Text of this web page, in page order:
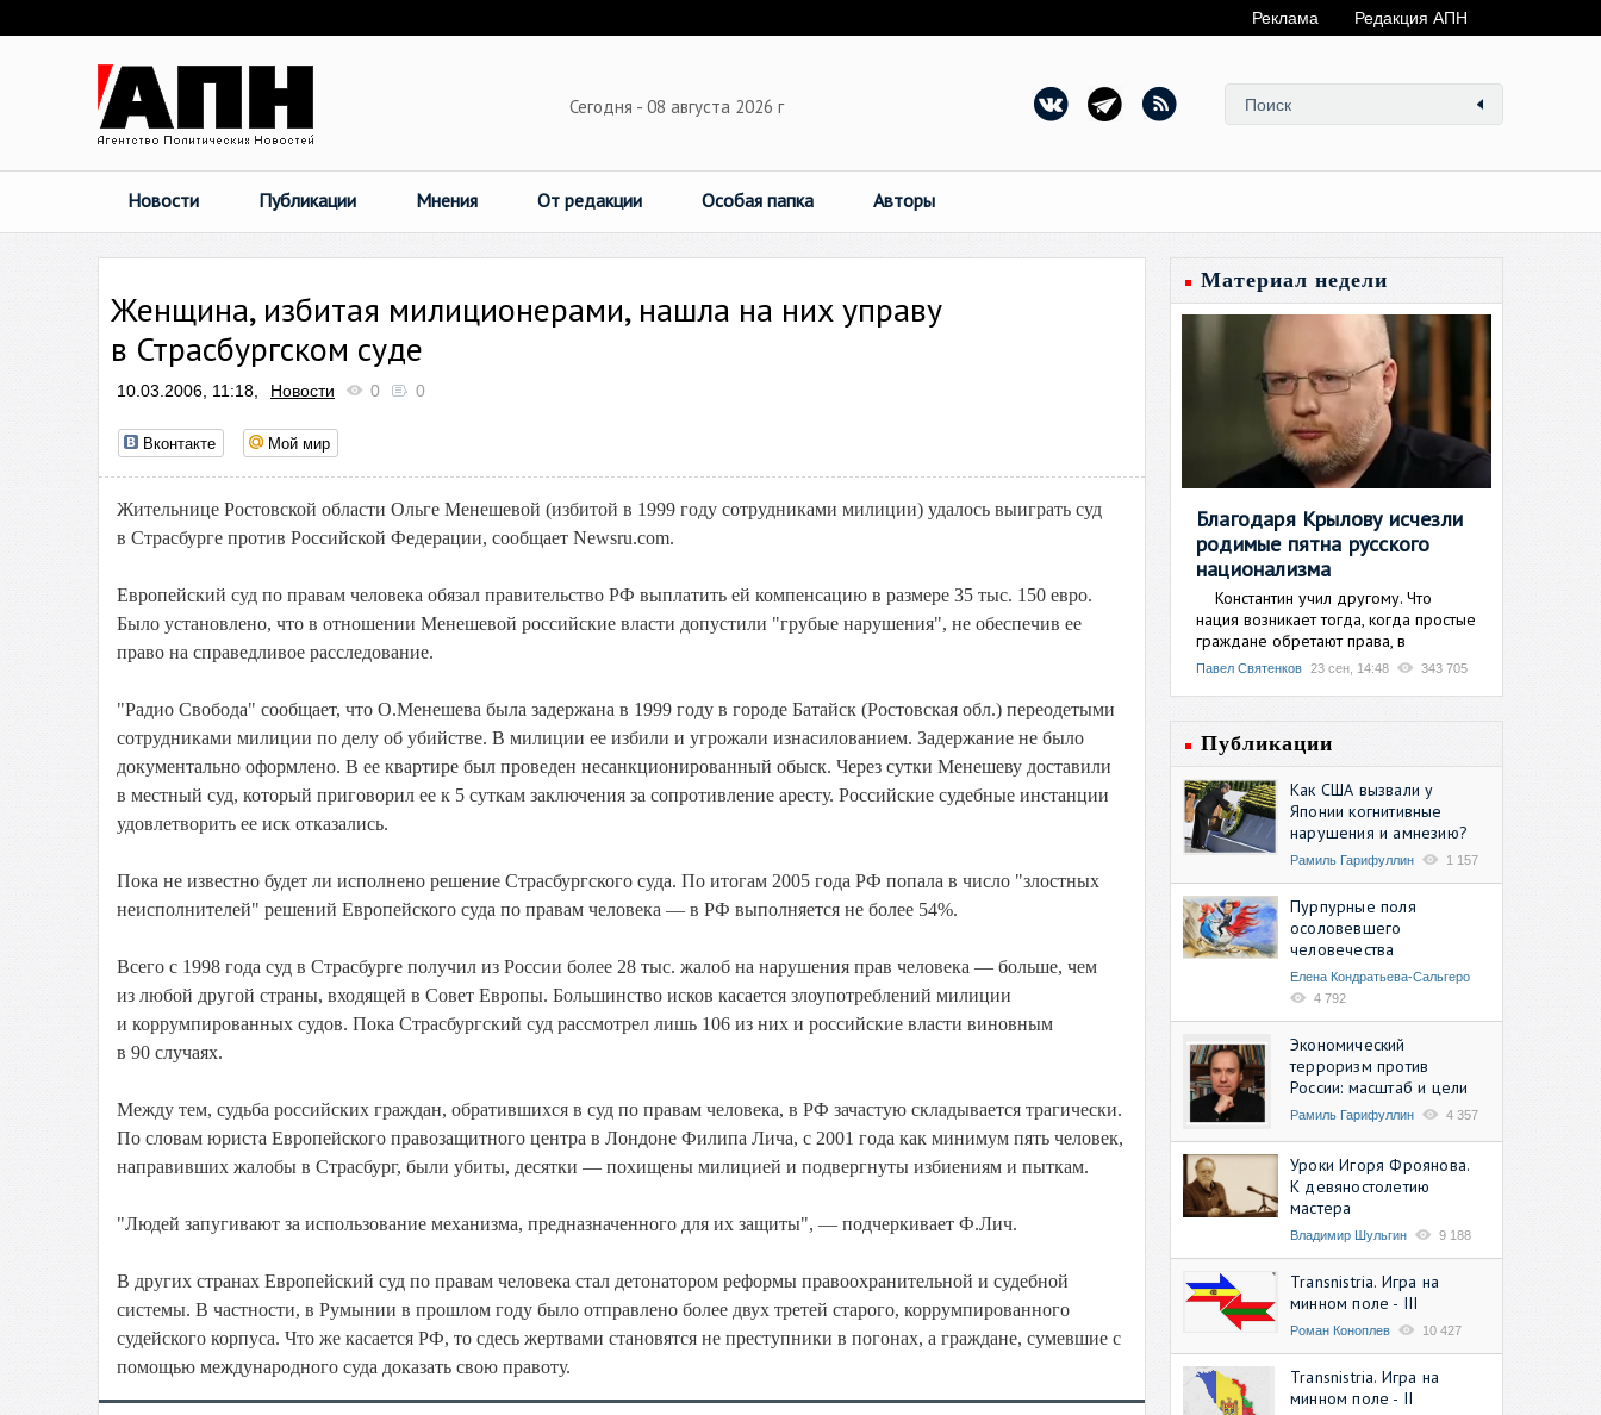
Реклама Редакция АПН
Сегодня - 08 августа 2026 г
Новости Публикации Мнения От редакции Особая папка Авторы
Женщина, избитая милиционерами, нашла на них управу
в Страсбургском суде
10.03.2006, 11:18, Новости 0 0
Вконтакте Мой мир
Жительнице Ростовской области Ольге Менешевой (избитой в 1999 году сотрудниками милиции) удалось выиграть суд
в Страсбурге против Российской Федерации, сообщает Newsru.com.
Европейский суд по правам человека обязал правительство РФ выплатить ей компенсацию в размере 35 тыс. 150 евро.
Было установлено, что в отношении Менешевой российские власти допустили "грубые нарушения", не обеспечив ее
право на справедливое расследование.
"Радио Свобода" сообщает, что О.Менешева была задержана в 1999 году в городе Батайск (Ростовская обл.) переодетыми
сотрудниками милиции по делу об убийстве. В милиции ее избили и угрожали изнасилованием. Задержание не было
документально оформлено. В ее квартире был проведен несанкционированный обыск. Через сутки Менешеву доставили
в местный суд, который приговорил ее к 5 суткам заключения за сопротивление аресту. Российские судебные инстанции
удовлетворить ее иск отказались.
Пока не известно будет ли исполнено решение Страсбургского суда. По итогам 2005 года РФ попала в число "злостных
неисполнителей" решений Европейского суда по правам человека — в РФ выполняется не более 54%.
Всего с 1998 года суд в Страсбурге получил из России более 28 тыс. жалоб на нарушения прав человека — больше, чем
из любой другой страны, входящей в Совет Европы. Большинство исков касается злоупотреблений милиции
и коррумпированных судов. Пока Страсбургский суд рассмотрел лишь 106 из них и российские власти виновным
в 90 случаях.
Между тем, судьба российских граждан, обратившихся в суд по правам человека, в РФ зачастую складывается трагически.
По словам юриста Европейского правозащитного центра в Лондоне Филипа Лича, с 2001 года как минимум пять человек,
направивших жалобы в Страсбург, были убиты, десятки — похищены милицией и подвергнуты избиениям и пыткам.
"Людей запугивают за использование механизма, предназначенного для их защиты", — подчеркивает Ф.Лич.
В других странах Европейский суд по правам человека стал детонатором реформы правоохранительной и судебной
системы. В частности, в Румынии в прошлом году было отправлено более двух третей старого, коррумпированного
судейского корпуса. Что же касается РФ, то сдесь жертвами становятся не преступники в погонах, а граждане, сумевшие с
помощью международного суда доказать свою правоту.
Материал недели
Благодаря Крылову исчезли
родимые пятна русского
национализма
Константин учил другому. Что
нация возникает тогда, когда простые
граждане обретают права, в
Павел Святенков 23 сен, 14:48 343 705
Публикации
Как США вызвали у
Японии когнитивные
нарушения и амнезию?
Рамиль Гарифуллин 1 157
Пурпурные поля
осоловевшего
человечества
Елена Кондратьева-Сальгеро
4 792
Экономический
терроризм против
России: масштаб и цели
Рамиль Гарифуллин 4 357
Уроки Игоря Фроянова.
К девяностолетию
мастера
Владимир Шульгин 9 188
Transnistria. Игра на
минном поле - III
Роман Коноплев 10 427
Transnistria. Игра на
минном поле - II